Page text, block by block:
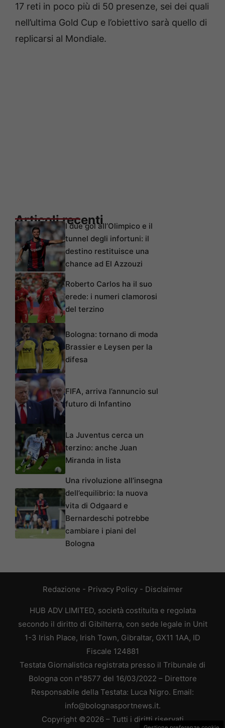
17 reti in poco più di 50 presenze, sei dei quali
nell’ultima Gold Cup e l’obiettivo sarà quello di
replicarsi al Mondiale.
Articoli recentiI due gol all’Olimpico e il
tunnel degli infortuni: il
destino restituisce una
chance ad El Azzouzi
Roberto Carlos ha il suo
erede: i numeri clamorosi
del terzino
Bologna: tornano di moda
Brassier e Leysen per la
difesa
FIFA, arriva l’annuncio sul
futuro di Infantino
La Juventus cerca un
terzino: anche Juan
Miranda in lista
Una rivoluzione all’insegna
dell’equilibrio: la nuova
vita di Odgaard e
Bernardeschi potrebbe
cambiare i piani del
Bologna
Redazione - Privacy Policy- Disclaimer
HUB ADV LIMITED, società costituita e regolata
secondo il diritto di Gibilterra, con sede legale in Unit
1-3 Irish Place, Irish Town, Gibraltar, GX11 1AA, ID
Fiscale 124881
Testata Giornalistica registrata presso il Tribunale di
Bologna con n°8577 del 16/03/2022 – Direttore
Responsabile della Testata: Luca Nigro. Email:
info@bolognasportnews.it.
Copyright ©2026 – Tutti i diritti riservati